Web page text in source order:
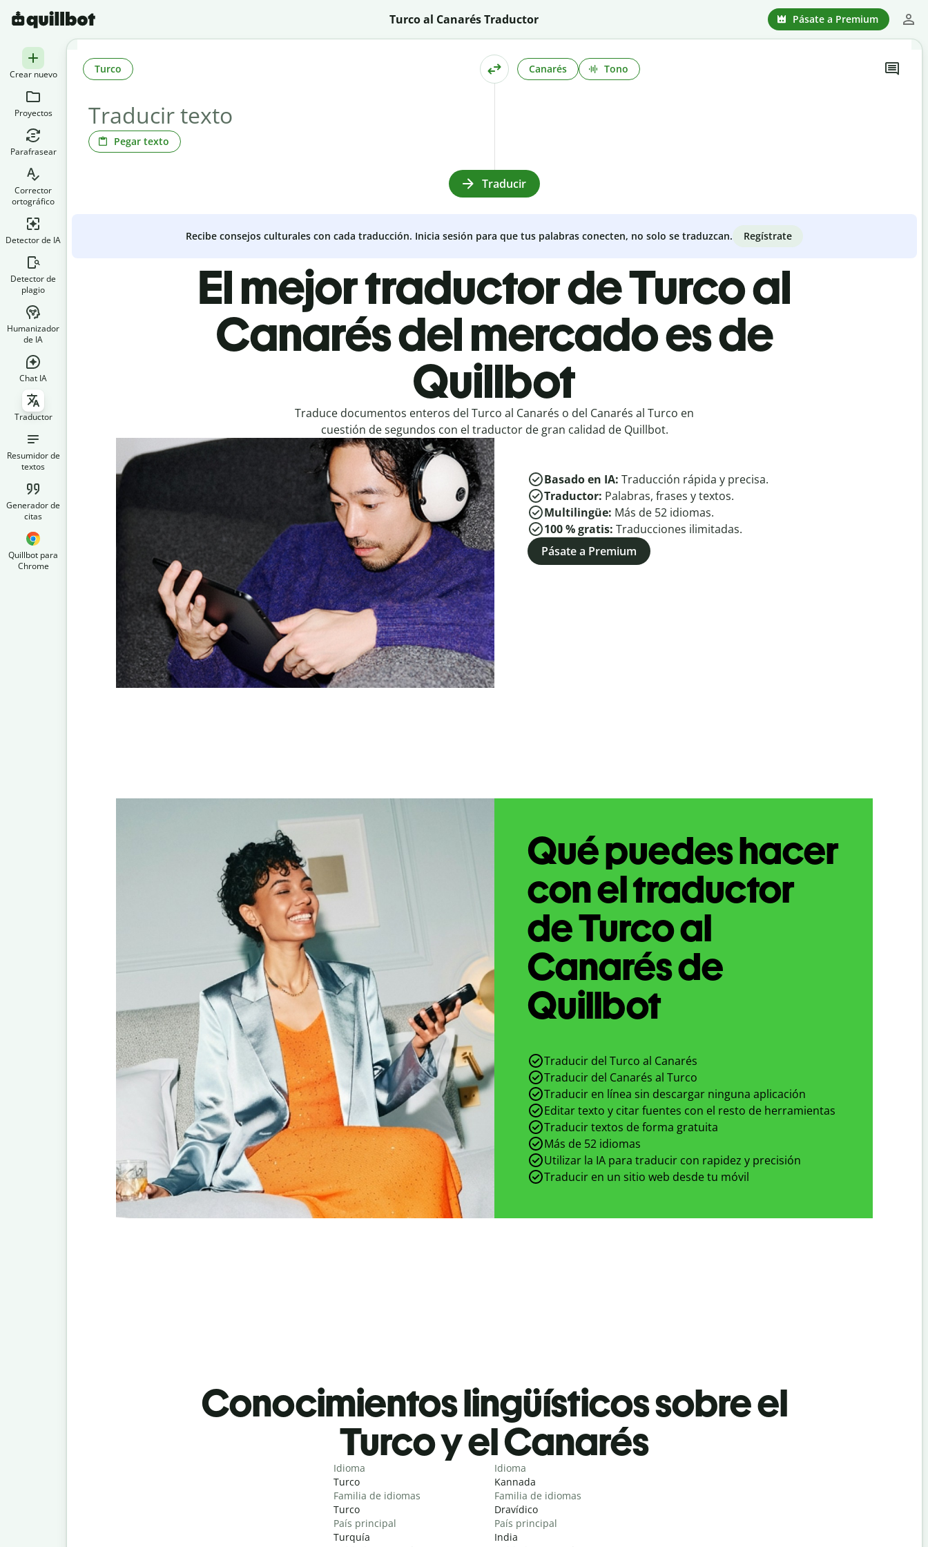
Turco al Canarés Traductor Pásate a Premium
Crear nuevo
Proyectos
Parafrasear
Corrector
ortográfico
Detector de IA
Detector de
plagio
Humanizador
de IA
Chat IA
Traductor
Resumidor de
textos
Generador de
citas
Quillbot para
Chrome
Pegar texto
Turco Canarés Tono
Traducir
Recibe consejos culturales con cada traducción. Inicia sesión para que tus palabras conecten, no solo se traduzcan. Regístrate
El mejor traductor de Turco al
Canarés del mercado es de
Quillbot
Traduce documentos enteros del Turco al Canarés o del Canarés al Turco en
cuestión de segundos con el traductor de gran calidad de Quillbot.
Basado en IA: Traducción rápida y precisa.
Traductor: Palabras, frases y textos.
Multilingüe: Más de 52 idiomas.
100 % gratis: Traducciones ilimitadas.
Pásate a Premium
Qué puedes hacer
con el traductor
de Turco al
Canarés de
Quillbot
Traducir del Turco al Canarés
Traducir del Canarés al Turco
Traducir en línea sin descargar ninguna aplicación
Editar texto y citar fuentes con el resto de herramientas
Traducir textos de forma gratuita
Más de 52 idiomas
Utilizar la IA para traducir con rapidez y precisión
Traducir en un sitio web desde tu móvil
Conocimientos lingüísticos sobre el
Turco y el Canarés
Idioma
Turco
Familia de idiomas
Turco
País principal
Turquía
Idioma
Kannada
Familia de idiomas
Dravídico
País principal
India